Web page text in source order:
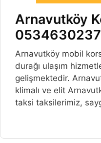
Arnavutköy
Arnavutköy mobil
durağı ulaşım
gelişmektedir.
klimalı ve elit
taksi taksilerimiz,